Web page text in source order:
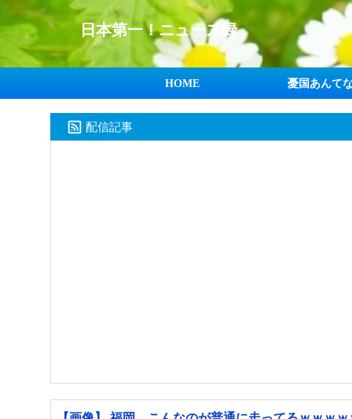
日本第一！ニュース録
HOME 憂国あんて
配信記事